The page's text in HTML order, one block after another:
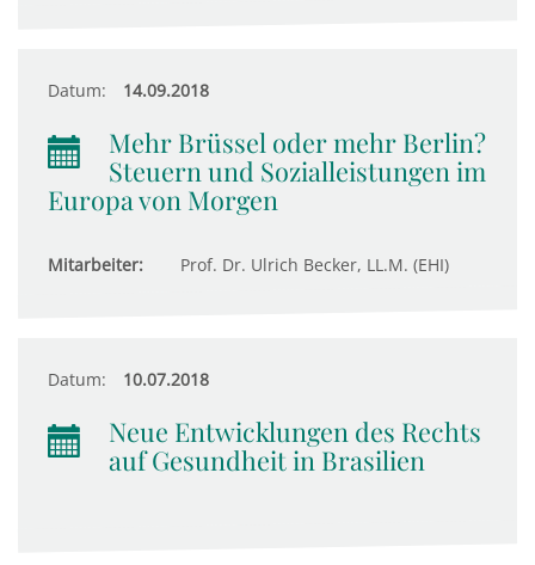
Datum: 14.09.2018
Mehr Brüssel oder mehr Berlin?
Steuern und Sozialleistungen im
Europa von Morgen
Mitarbeiter: Prof. Dr. Ulrich Becker, LL.M. (EHI)
Datum: 10.07.2018
Neue Entwicklungen des Rechts
auf Gesundheit in Brasilien